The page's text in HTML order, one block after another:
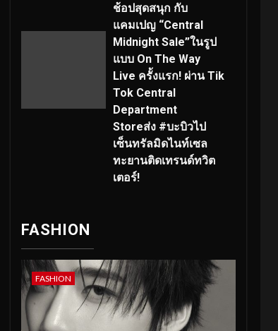
ช้อปสุดสนุก กับ
แคมเปญ “Central
Midnight Sale”ในรูป
แบบ On The Way
Live ครั้งแรก! ผ่าน Tik
Tok Central
Department
Storeส่ง #บะบิวไป
เซ็นทรัลมิดไนท์เซล
ทะยานติดเทรนด์ทวิต
เตอร์!
FASHION
FASHION